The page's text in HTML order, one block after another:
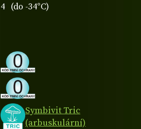
4 (do -34°C)
Symbivit Tric
(arbuskulární)